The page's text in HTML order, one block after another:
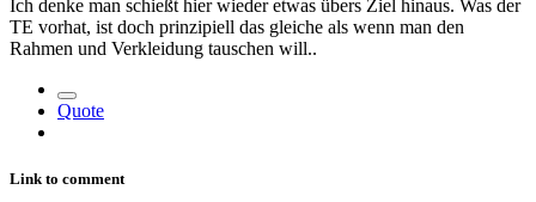
Ich denke man schießt hier wieder etwas übers Ziel hinaus. Was der
TE vorhat, ist doch prinzipiell das gleiche als wenn man den
Rahmen und Verkleidung tauschen will..
Quote
Link to comment